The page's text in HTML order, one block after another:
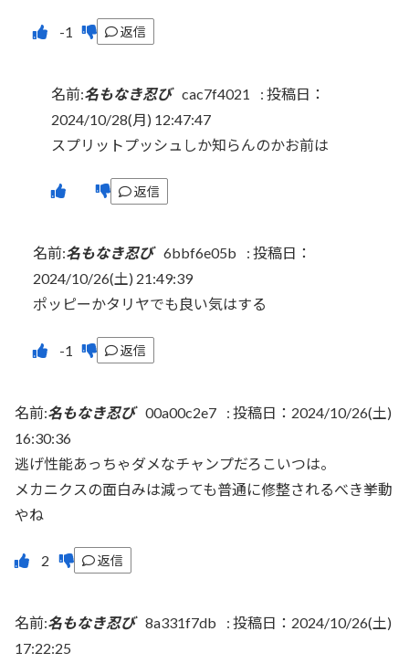
返信
名前:名もなき忍び cac7f4021 : 投稿日：
2024/10/28(月) 12:47:47
スプリットプッシュしか知らんのかお前は
返信
名前:名もなき忍び 6bbf6e05b : 投稿日：
2024/10/26(土) 21:49:39
ポッピーかタリヤでも良い気はする
返信
名前:名もなき忍び 00a00c2e7 : 投稿日：2024/10/26(土)
16:30:36
逃げ性能あっちゃダメなチャンプだろこいつは。
メカニクスの面白みは減っても普通に修整されるべき挙動
やね
返信
名前:名もなき忍び 8a331f7db : 投稿日：2024/10/26(土)
17:22:25